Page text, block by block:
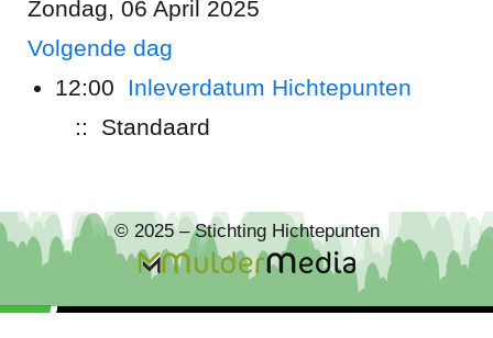
Zondag, 06 April 2025
Volgende dag
12:00 Inleverdatum Hichtepunten
:: Standaard
© 2025 – Stichting Hichtepunten